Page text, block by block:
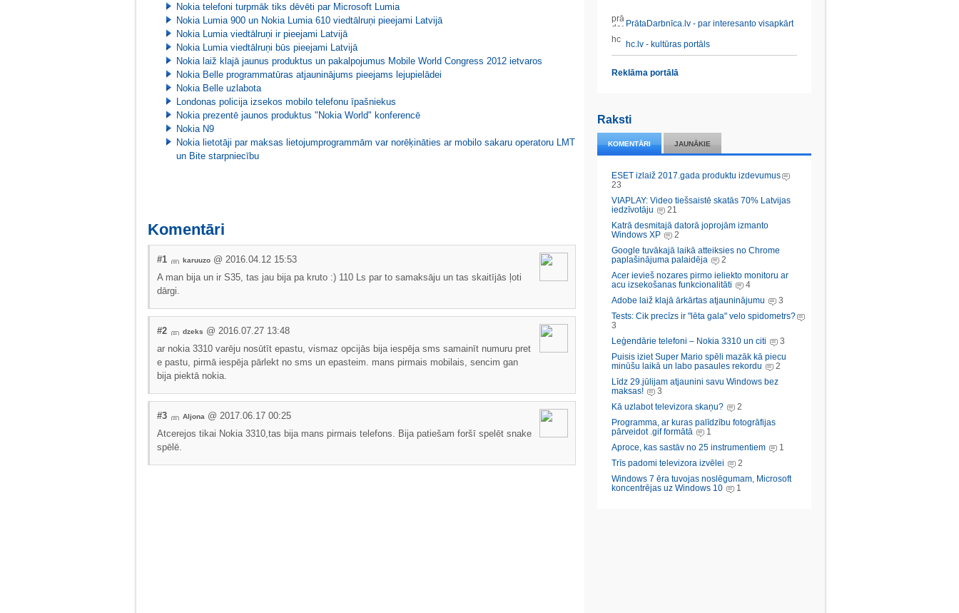
PrātaDarbnīca.lv - par interesanto visapkārt
hc.lv - kultūras portāls
Reklāma portālā
Raksti
KOMENTĀRI JAUNĀKIE
ESET izlaiž 2017.gada produktu izdevumus
23
VIAPLAY: Video tiešsaistē skatās 70% Latvijas
iedzīvotāju
21
Katrā desmitajā datorā joprojām izmanto
Windows XP
2
Google tuvākajā laikā atteiksies no Chrome
paplašinājuma palaidēja
2
Acer ievieš nozares pirmo ieliekto monitoru ar
acu izsekošanas funkcionalitāti
4
Adobe laiž klajā ārkārtas atjauninājumu
3
Tests: Cik precīzs ir "lēta gala" velo spidometrs?
3
Leģendārie telefoni – Nokia 3310 un citi
3
Puisis iziet Super Mario spēli mazāk kā piecu
minūšu laikā un labo pasaules rekordu
2
Līdz 29.jūlijam atjaunini savu Windows bez
maksas!
3
Kā uzlabot televizora skaņu?
2
Programma, ar kuras palīdzību fotogrāfijas
pārveidot .gif formātā
1
Aproce, kas sastāv no 25 instrumentiem
1
Trīs padomi televizora izvēlei
2
Windows 7 ēra tuvojas noslēgumam, Microsoft
koncentrējas uz Windows 10
1
Nokia telefoni turpmāk tiks dēvēti par Microsoft Lumia
Nokia Lumia 900 un Nokia Lumia 610 viedtālruņi pieejami Latvijā
Nokia Lumia viedtālruņi ir pieejami Latvijā
Nokia Lumia viedtālruņi būs pieejami Latvijā
Nokia laiž klajā jaunus produktus un pakalpojumus Mobile World Congress 2012 ietvaros
Nokia Belle programmatūras atjauninājums pieejams lejupielādei
Nokia Belle uzlabota
Londonas policija izsekos mobilo telefonu īpašniekus
Nokia prezentē jaunos produktus "Nokia World" konferencē
Nokia N9
Nokia lietotāji par maksas lietojumprogrammām var norēķināties ar mobilo sakaru operatoru LMT
un Bite starpniecību
Komentāri
#1 karuuzo @ 2016.04.12 15:53
A man bija un ir S35, tas jau bija pa kruto :) 110 Ls par to samaksāju un tas skaitījās ļoti
dārgi.
#2 dzeks @ 2016.07.27 13:48
ar nokia 3310 varēju nosūtīt epastu, vismaz opcijās bija iespēja sms samainīt numuru pret
e pastu, pirmā iespēja pārlekt no sms un epasteim. mans pirmais mobilais, sencim gan
bija piektā nokia.
#3 Aljona @ 2017.06.17 00:25
Atcerejos tikai Nokia 3310,tas bija mans pirmais telefons. Bija patiešam foršī spelēt snake
spēlē.